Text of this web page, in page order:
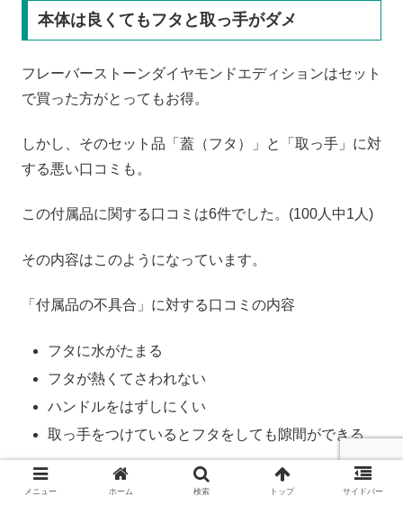
本体は良くてもフタと取っ手がダメ
フレーバーストーンダイヤモンドエディションはセット
で買った方がとってもお得。
しかし、そのセット品「蓋（フタ）」と「取っ手」に対
する悪い口コミも。
この付属品に関する口コミは6件でした。(100人中1人)
その内容はこのようになっています。
「付属品の不具合」に対する口コミの内容
フタに水がたまる
フタが熱くてさわれない
ハンドルをはずしにくい
取っ手をつけているとフタをしても隙間ができる
せっかく気合いを入れて料理に挑んでも、これでヤル気
メニュー ホーム 検索 トップ サイドバー